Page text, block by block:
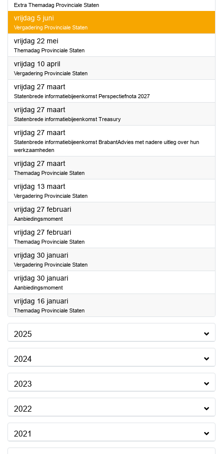
Extra Themadag Provinciale Staten
vrijdag 5 juni2026
Vergadering Provinciale Staten
vrijdag 22 mei2026
Themadag Provinciale Staten
vrijdag 10 april2026
Vergadering Provinciale Staten
vrijdag 27 maart2026
Statenbrede informatiebijeenkomst Perspectiefnota 2027
vrijdag 27 maart2026
Statenbrede informatiebijeenkomst Treasury
vrijdag 27 maart2026
Statenbrede informatiebijeenkomst BrabantAdvies met nadere uitleg over hun
werkzaamheden
vrijdag 27 maart2026
Themadag Provinciale Staten
vrijdag 13 maart2026
Vergadering Provinciale Staten
vrijdag 27 februari2026
Aanbiedingsmoment
vrijdag 27 februari2026
Themadag Provinciale Staten
vrijdag 30 januari2026
Vergadering Provinciale Staten
vrijdag 30 januari2026
Aanbiedingsmoment
vrijdag 16 januari2026
Themadag Provinciale Staten
2025
2024
2023
2022
2021